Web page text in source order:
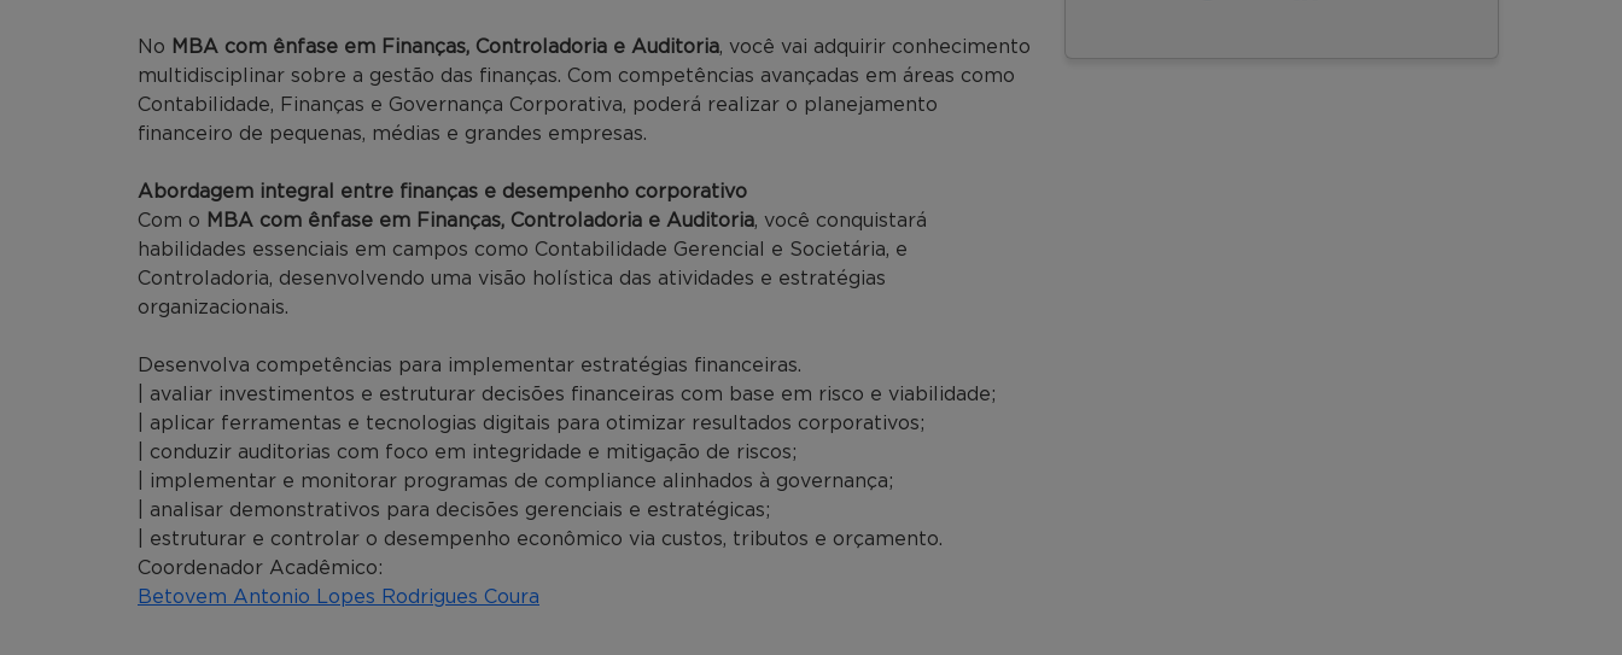
No MBA com ênfase em Finanças, Controladoria e Auditoria, você vai adquirir conhecimento
multidisciplinar sobre a gestão das finanças. Com competências avançadas em áreas como
Contabilidade, Finanças e Governança Corporativa, poderá realizar o planejamento
financeiro de pequenas, médias e grandes empresas.
Abordagem integral entre finanças e desempenho corporativo
Com o MBA com ênfase em Finanças, Controladoria e Auditoria, você conquistará
habilidades essenciais em campos como Contabilidade Gerencial e Societária, e
Controladoria, desenvolvendo uma visão holística das atividades e estratégias
organizacionais.
Desenvolva competências para implementar estratégias financeiras.
| avaliar investimentos e estruturar decisões financeiras com base em risco e viabilidade;
| aplicar ferramentas e tecnologias digitais para otimizar resultados corporativos;
| conduzir auditorias com foco em integridade e mitigação de riscos;
| implementar e monitorar programas de compliance alinhados à governança;
| analisar demonstrativos para decisões gerenciais e estratégicas;
| estruturar e controlar o desempenho econômico via custos, tributos e orçamento.
Coordenador Acadêmico:
Betovem Antonio Lopes Rodrigues Coura